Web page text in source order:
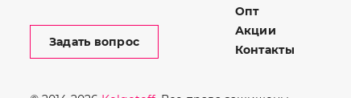
Задать вопрос
Опт
Акции
Контакты